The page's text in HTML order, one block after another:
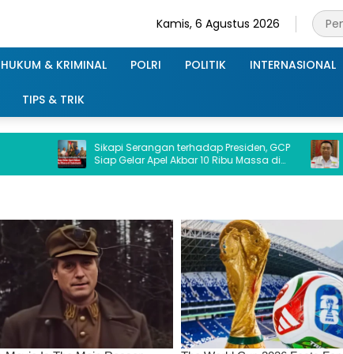
Kamis, 6 Agustus 2026
HUKUM & KRIMINAL POLRI POLITIK INTERNASIONAL
TIPS & TRIK
Sikapi Serangan terhadap Presiden, GCP
Siap Gelar Apel Akbar 10 Ribu Massa di
Sukabumi.
Laskar
Pemprov
Terkait